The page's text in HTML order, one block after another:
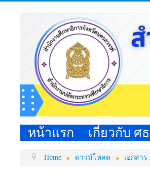
หน้าแรก เกี่ยวกับ ศ
Home ดาวน์โหลด เอกสาร